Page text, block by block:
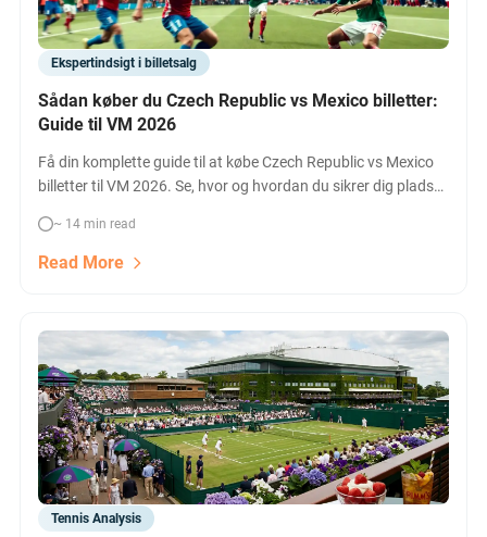
Ekspertindsigt i billetsalg
Sådan køber du Czech Republic vs Mexico billetter:
Guide til VM 2026
Få din komplette guide til at købe Czech Republic vs Mexico
billetter til VM 2026. Se, hvor og hvordan du sikrer dig pladser
billetmuligheder.
~ 14 min read
Read More
Tennis Analysis